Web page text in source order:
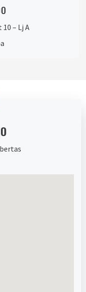
– Lj A